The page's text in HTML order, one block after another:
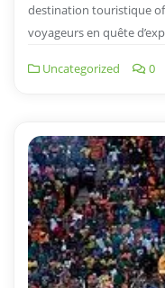
destination touristique
voyageurs en quête
Uncategorized 0